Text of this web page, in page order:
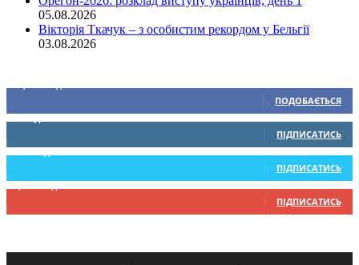
05.08.2026
Вікторія Ткачук – з особистим рекордом у Бельгії
03.08.2026
ПОДОБАЄТЬСЯ
0 Підписників
ПІДПИСАТИСЬ
234 Підписників
ПІДПИСАТИСЬ
9,370 Підписників
ПІДПИСАТИСЬ